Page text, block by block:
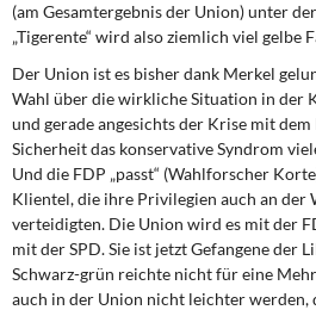
(am Gesamtergebnis der Union) unter
„Tigerente“ wird also ziemlich viel gelbe
Der Union ist es bisher dank Merkel
Wahl über die wirkliche Situation in der
und gerade angesichts der Krise mit
Sicherheit das konservative Syndrom
Und die FDP „passt“ (Wahlforscher
Klientel, die ihre Privilegien auch an der
verteidigten. Die Union wird es mit der
mit der SPD. Sie ist jetzt Gefangene der
Schwarz-grün reichte nicht für eine
auch in der Union nicht leichter werden,